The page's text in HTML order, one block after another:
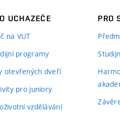
UCHAZEČE
na VUT
programy
otevřených dveří
pro juniory
vzdělávání
PRO